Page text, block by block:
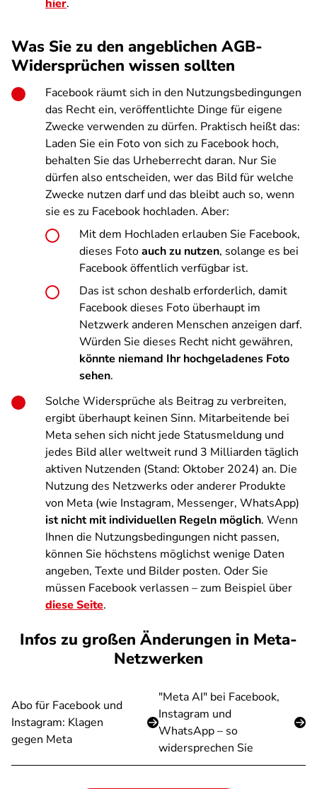
hier.
Was Sie zu den angeblichen AGB-
Widersprüchen wissen sollten
Facebook räumt sich in den Nutzungsbedingungen
das Recht ein, veröffentlichte Dinge für eigene
Zwecke verwenden zu dürfen. Praktisch heißt das:
Laden Sie ein Foto von sich zu Facebook hoch,
behalten Sie das Urheberrecht daran. Nur Sie
dürfen also entscheiden, wer das Bild für welche
Zwecke nutzen darf und das bleibt auch so, wenn
sie es zu Facebook hochladen. Aber:
Mit dem Hochladen erlauben Sie Facebook,
dieses Fotoauch zu nutzen, solange es bei
Facebook öffentlich verfügbar ist.
Das ist schon deshalb erforderlich, damit
Facebook dieses Foto überhaupt im
Netzwerk anderen Menschen anzeigen darf.
Würden Sie dieses Recht nicht gewähren,
könnte niemand Ihr hochgeladenes Foto
sehen.
Solche Widersprüche als Beitrag zu verbreiten,
ergibt überhaupt keinen Sinn. Mitarbeitende bei
Meta sehen sich nicht jede Statusmeldung und
jedes Bild aller weltweit rund 3 Milliarden täglich
aktiven Nutzenden (Stand: Oktober 2024) an. Die
Nutzung des Netzwerks oder anderer Produkte
von Meta (wie Instagram, Messenger, WhatsApp)
ist nicht mit individuellen Regeln möglich. Wenn
Ihnen die Nutzungsbedingungen nicht passen,
können Sie höchstens möglichst wenige Daten
angeben, Texte und Bilder posten. Oder Sie
müssen Facebook verlassen – zum Beispiel über
diese Seite.
Infos zu großen Änderungen in Meta-
Netzwerken
Abo für Facebook und
Instagram: Klagen
gegen Meta
"Meta AI" bei Facebook,
Instagram und
WhatsApp – so
widersprechen Sie